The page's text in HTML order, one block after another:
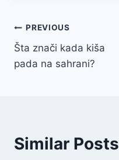
Navigacija
članaka
PREVIOUS
Šta znači kada kiša
pada na sahrani?
Similar Posts